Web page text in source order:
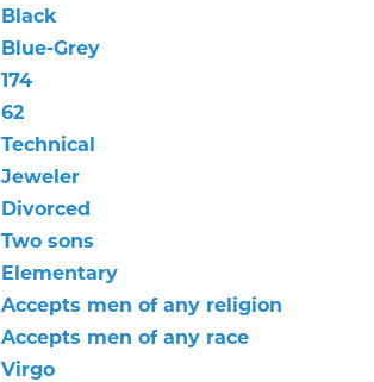
Black
Blue-Grey
174
62
Technical
Jeweler
Divorced
Two sons
Elementary
Accepts men of any religion
Accepts men of any race
Virgo